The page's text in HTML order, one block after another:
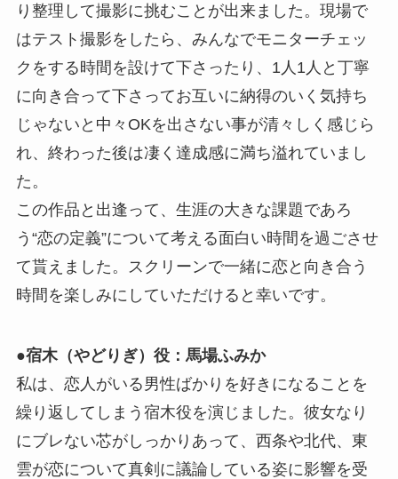
り整理して撮影に挑むことが出来ました。現場で
はテスト撮影をしたら、みんなでモニターチェッ
クをする時間を設けて下さったり、1人1人と丁寧
に向き合って下さってお互いに納得のいく気持ち
じゃないと中々OKを出さない事が清々しく感じら
れ、終わった後は凄く達成感に満ち溢れていまし
た。
この作品と出逢って、生涯の大きな課題であろ
う“恋の定義”について考える面白い時間を過ごさせ
て貰えました。スクリーンで一緒に恋と向き合う
時間を楽しみにしていただけると幸いです。
●宿木（やどりぎ）役：馬場ふみか
私は、恋人がいる男性ばかりを好きになることを
繰り返してしまう宿木役を演じました。彼女なり
にブレない芯がしっかりあって、西条や北代、東
雲が恋について真剣に議論している姿に影響を受